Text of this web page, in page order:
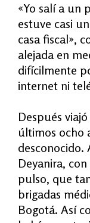
«Yo salí a un
estuve casi
casa fiscal»,
alejada en
difícilmente
internet ni
Después
últimos ocho
desconocido.
Deyanira,
pulso, que
brigadas
Bogotá. Así